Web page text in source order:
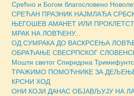
Срећно и Богом благословено
СРЕЋАН ПРАЗНИК НАЈМЛАЂА
ЊЕГОШЕВ АМАНЕТ ИЛИ
МРАК НА ЛОВЋЕНУ...
ОД СУМРАКА ДО ВАСКРСЕЊА
ОБРАЋАЊЕ СВЕСРПСКОГ
Мошти светог Спиридона
ТРАЖИМО ПОМОЋНИКЕ ЗА
КРСНИ ХОД
ОНИ КОЈИ ДАНАС ОБЈАВЉУЈУ НА